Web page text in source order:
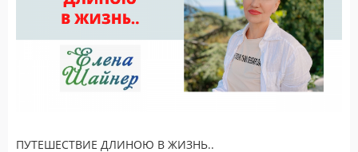
ПУТЕШЕСТВИЕ ДЛИНОЮ В ЖИЗНЬ..